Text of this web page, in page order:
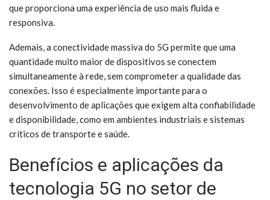
que proporciona uma experiência de uso mais fluida e
responsiva.
Ademais, a conectividade massiva do 5G permite que uma
quantidade muito maior de dispositivos se conectem
simultaneamente à rede, sem comprometer a qualidade das
conexões. Isso é especialmente importante para o
desenvolvimento de aplicações que exigem alta confiabilidade
e disponibilidade, como em ambientes industriais e sistemas
críticos de transporte e saúde.
Benefícios e aplicações da
tecnologia 5G no setor de